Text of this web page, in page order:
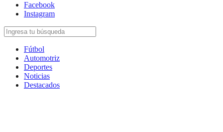
Facebook
Instagram
Fútbol
Automotriz
Deportes
Noticias
Destacados